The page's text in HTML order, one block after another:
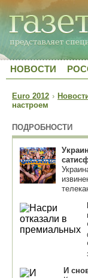
НОВОСТИ
Euro 2012 ›
настроем
ПОДРОБНОСТИ
И